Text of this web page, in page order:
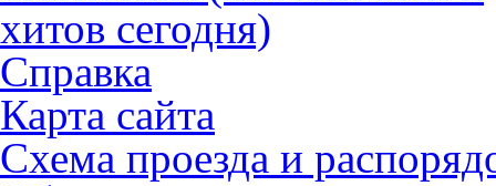
Справка
Карта сайта
Схема проезда и